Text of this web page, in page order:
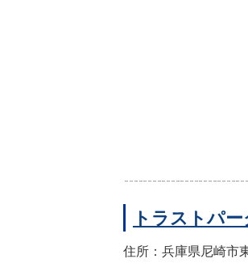
トラストパ
住所：兵庫県尼崎市